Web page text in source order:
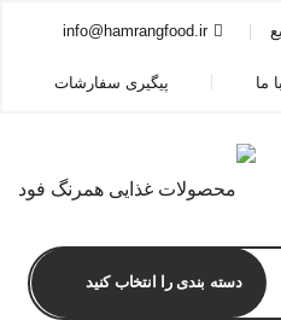
info@hamrangfood.ir
ما پیگیری سفارشات